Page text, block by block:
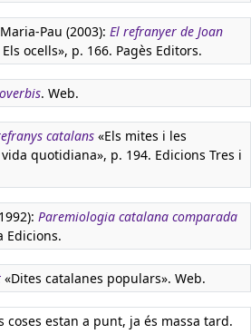
Pau (2003): El refranyer de Joan
ocells», p. 166. Pagès Editors.
. Web.
catalans «Els mites i les
quotidiana», p. 194. Edicions Tres i
Paremiologia catalana comparada
Edicions.
«Dites catalanes populars». Web.
coses estan a punt, ja és massa tard.